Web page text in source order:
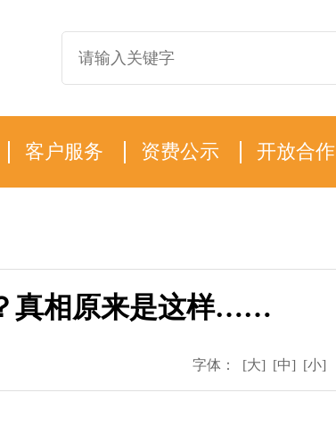
客户服务 资费公示 开放合作
真相原来是这样……
字体： [大] [中] [小]